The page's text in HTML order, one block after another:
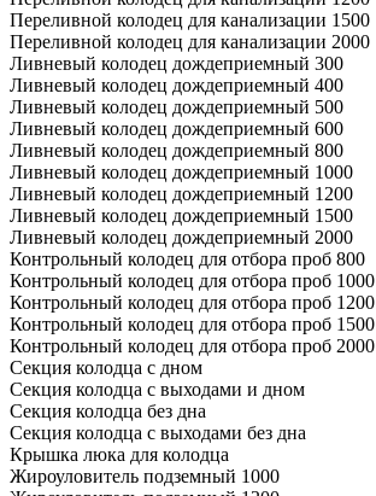
Переливной колодец для канализации 1500
Переливной колодец для канализации 2000
Ливневый колодец дождеприемный 300
Ливневый колодец дождеприемный 400
Ливневый колодец дождеприемный 500
Ливневый колодец дождеприемный 600
Ливневый колодец дождеприемный 800
Ливневый колодец дождеприемный 1000
Ливневый колодец дождеприемный 1200
Ливневый колодец дождеприемный 1500
Ливневый колодец дождеприемный 2000
Контрольный колодец для отбора проб 800
Контрольный колодец для отбора проб 1000
Контрольный колодец для отбора проб 1200
Контрольный колодец для отбора проб 1500
Контрольный колодец для отбора проб 2000
Секция колодца с дном
Секция колодца с выходами и дном
Секция колодца без дна
Секция колодца с выходами без дна
Крышка люка для колодца
Жироуловитель подземный 1000